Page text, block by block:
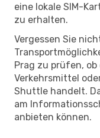
eine lokale SIM-
zu erhalten.
Vergessen Sie
Prag zu prüfen,
Verkehrsmittel
Shuttle handelt.
am
anbieten können.